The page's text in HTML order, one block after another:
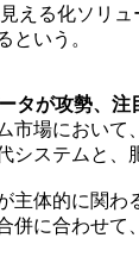
える化ソリ
という。
タが攻勢、
市場において
システムと
体的に関わ
併に合わせ